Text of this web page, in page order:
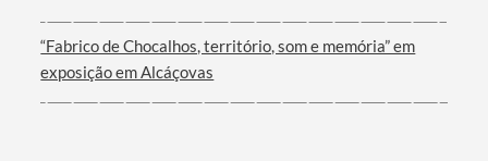
“Fabrico de Chocalhos, território, som e memória” em
exposição em Alcáçovas